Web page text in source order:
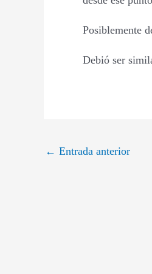
Posiblemente
Debió ser
← Entrada anterior